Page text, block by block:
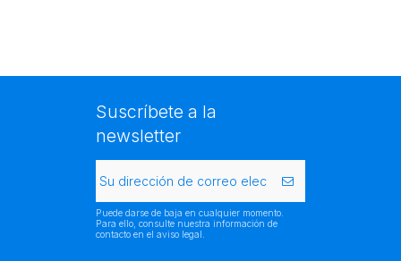
Suscríbete a la
newsletter
Puede darse de baja en cualquier momento.
Para ello, consulte nuestra información de
contacto en el aviso legal.